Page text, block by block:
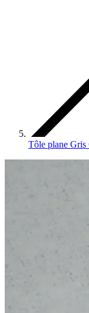
Tôle plane